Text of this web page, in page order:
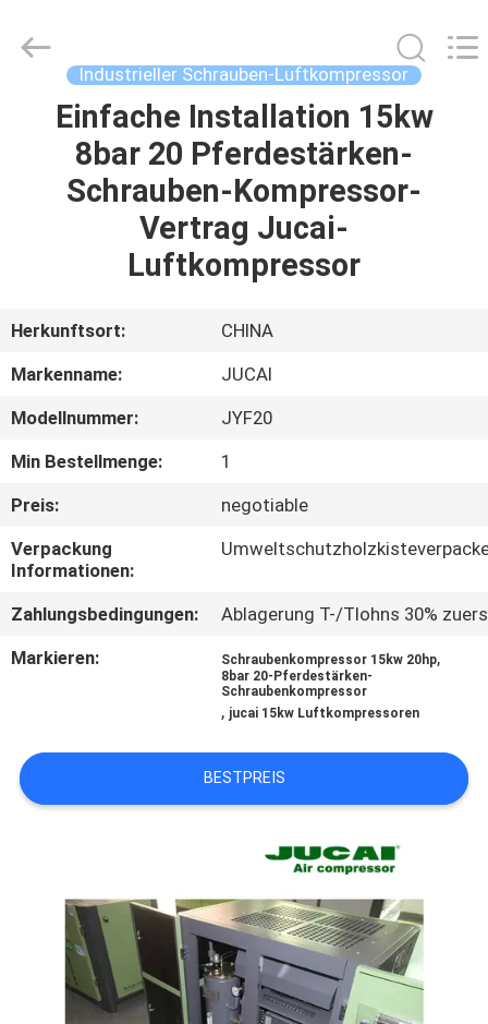
HAUS
PRODUKTE
FABRIK-
QUALITÄTSKONTROLLE
TRETEN
SIE
MIT
UNS
NACHRICHTEN
ZITAT
Management
Services
Industrieller Schrauben-Luftkompressor
Einfache Installation 15kw
8bar 20 Pferdestärken-
Schrauben-Kompressor-
Vertrag Jucai-
Luftkompressor
Herkunftsort:
CHINA
Markenname:
JUCAI
Modellnummer:
JYF20
Min Bestellmenge:
1
Preis:
negotiable
Verpackung
Informationen:
Zahlungsbedingungen:
Ablagerung T-/Tlohns 30%
Markieren:
Schraubenkompressor 15kw 20hp,
8bar 20-Pferdestärken-
Schraubenkompressor
, jucai 15kw Luftkompressoren
BESTPREIS